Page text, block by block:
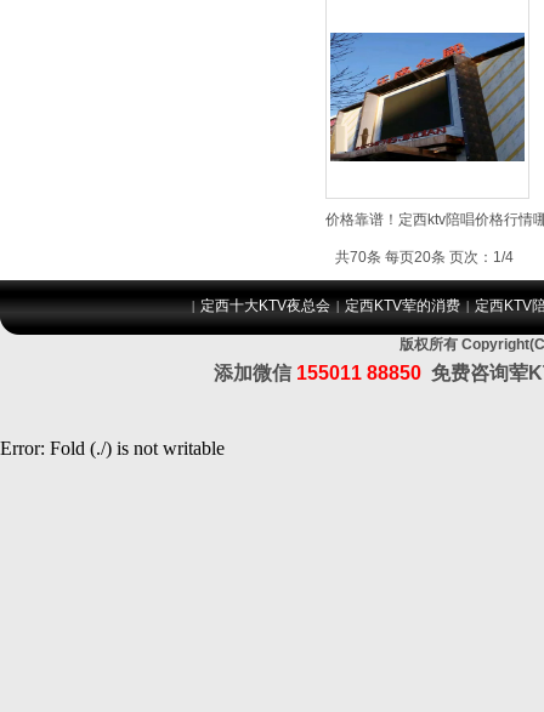
价格靠谱！定西ktv陪唱价格行情
共70条 每页20条 页次：1/4
|定西十大KTV夜总会 |定西KTV荤的消费 |定西KTV
版权所有
添加微信 155011 88850 免费咨询荤
Error: Fold (./) is not writable